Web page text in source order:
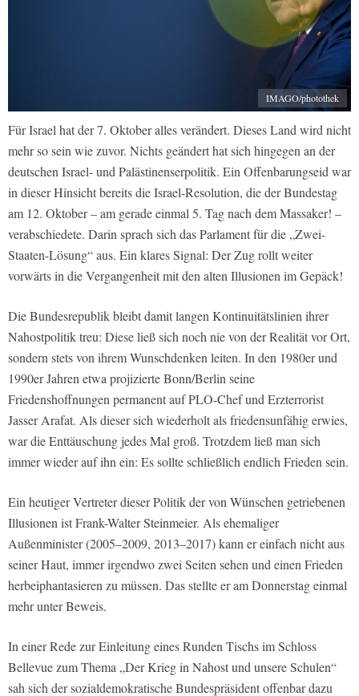
IMAGO/photothek
Für Israel hat der 7. Oktober alles verändert. Dieses Land wird nicht
mehr so sein wie zuvor. Nichts geändert hat sich hingegen an der
deutschen Israel- und Palästinenserpolitik. Ein Offenbarungseid war
in dieser Hinsicht bereits die Israel-Resolution, die der Bundestag
am 12. Oktober – am gerade einmal 5. Tag nach dem Massaker! –
verabschiedete. Darin sprach sich das Parlament für die „Zwei-
Staaten-Lösung“ aus. Ein klares Signal: Der Zug rollt weiter
vorwärts in die Vergangenheit mit den alten Illusionen im Gepäck!
Die Bundesrepublik bleibt damit langen Kontinuitätslinien ihrer
Nahostpolitik treu: Diese ließ sich noch nie von der Realität vor Ort,
sondern stets von ihrem Wunschdenken leiten. In den 1980er und
1990er Jahren etwa projizierte Bonn/Berlin seine
Friedenshoffnungen permanent auf PLO-Chef und Erzterrorist
Jasser Arafat. Als dieser sich wiederholt als friedensunfähig erwies,
war die Enttäuschung jedes Mal groß. Trotzdem ließ man sich
immer wieder auf ihn ein: Es sollte schließlich endlich Frieden sein.
Ein heutiger Vertreter dieser Politik der von Wünschen getriebenen
Illusionen ist Frank-Walter Steinmeier. Als ehemaliger
Außenminister (2005–2009, 2013–2017) kann er einfach nicht aus
seiner Haut, immer irgendwo zwei Seiten sehen und einen Frieden
herbeiphantasieren zu müssen. Das stellte er am Donnerstag einmal
mehr unter Beweis.
In einer Rede zur Einleitung eines Runden Tischs im Schloss
Bellevue zum Thema „Der Krieg in Nahost und unsere Schulen“
sah sich der sozialdemokratische Bundespräsident offenbar dazu